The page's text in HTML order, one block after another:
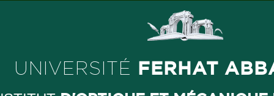
UNIVERSITÉ FERHAT